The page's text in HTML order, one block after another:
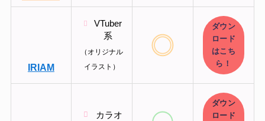
IRIAM
VTuber
系
（オリジナル
イラスト）
ダウン
ロード
はこち
ら！
カラオ
ダウン
ロード